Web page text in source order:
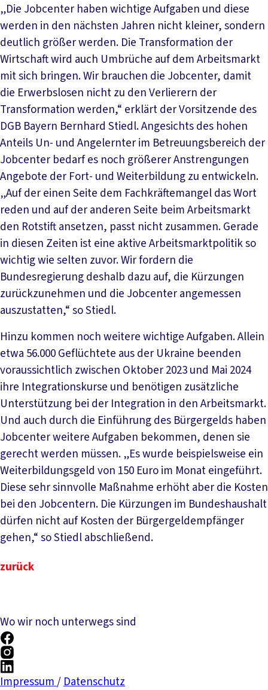
„Die Jobcenter haben wichtige Aufgaben und diese
werden in den nächsten Jahren nicht kleiner, sondern
deutlich größer werden. Die Transformation der
Wirtschaft wird auch Umbrüche auf dem Arbeitsmarkt
mit sich bringen. Wir brauchen die Jobcenter, damit
die Erwerbslosen nicht zu den Verlierern der
Transformation werden,“ erklärt der Vorsitzende des
DGB Bayern Bernhard Stiedl. Angesichts des hohen
Anteils Un- und Angelernter im Betreuungsbereich der
Jobcenter bedarf es noch größerer Anstrengungen
Angebote der Fort- und Weiterbildung zu entwickeln.
„Auf der einen Seite dem Fachkräftemangel das Wort
reden und auf der anderen Seite beim Arbeitsmarkt
den Rotstift ansetzen, passt nicht zusammen. Gerade
in diesen Zeiten ist eine aktive Arbeitsmarktpolitik so
wichtig wie selten zuvor. Wir fordern die
Bundesregierung deshalb dazu auf, die Kürzungen
zurückzunehmen und die Jobcenter angemessen
auszustatten,“ so Stiedl.
Hinzu kommen noch weitere wichtige Aufgaben. Allein
etwa 56.000 Geflüchtete aus der Ukraine beenden
voraussichtlich zwischen Oktober 2023 und Mai 2024
ihre Integrationskurse und benötigen zusätzliche
Unterstützung bei der Integration in den Arbeitsmarkt.
Und auch durch die Einführung des Bürgergelds haben
Jobcenter weitere Aufgaben bekommen, denen sie
gerecht werden müssen. „Es wurde beispielsweise ein
Weiterbildungsgeld von 150 Euro im Monat eingeführt.
Diese sehr sinnvolle Maßnahme erhöht aber die Kosten
bei den Jobcentern. Die Kürzungen im Bundeshaushalt
dürfen nicht auf Kosten der Bürgergeldempfänger
gehen,“ so Stiedl abschließend.
zurück
Wo wir noch unterwegs sind
Impressum/Datenschutz